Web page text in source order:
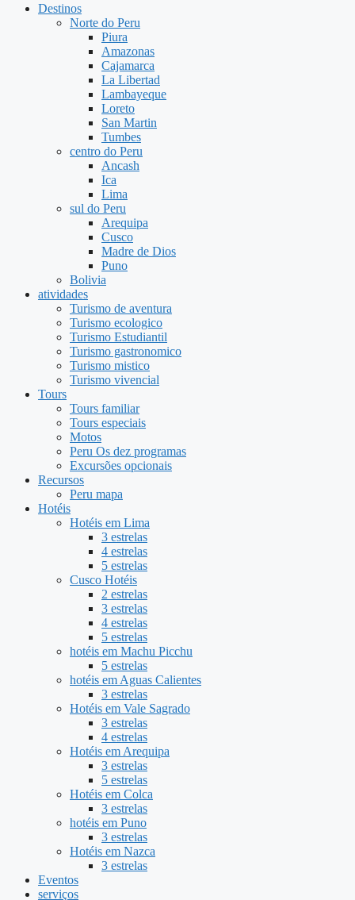
Destinos
Norte do Peru
Piura
Amazonas
Cajamarca
La Libertad
Lambayeque
Loreto
San Martin
Tumbes
centro do Peru
Ancash
Ica
Lima
sul do Peru
Arequipa
Cusco
Madre de Dios
Puno
Bolivia
atividades
Turismo de aventura
Turismo ecologico
Turismo Estudiantil
Turismo gastronomico
Turismo mistico
Turismo vivencial
Tours
Tours familiar
Tours especiais
Motos
Peru Os dez programas
Excursões opcionais
Recursos
Peru mapa
Hotéis
Hotéis em Lima
3 estrelas
4 estrelas
5 estrelas
Cusco Hotéis
2 estrelas
3 estrelas
4 estrelas
5 estrelas
hotéis em Machu Picchu
5 estrelas
hotéis em Aguas Calientes
3 estrelas
Hotéis em Vale Sagrado
3 estrelas
4 estrelas
Hotéis em Arequipa
3 estrelas
5 estrelas
Hotéis em Colca
3 estrelas
hotéis em Puno
3 estrelas
Hotéis em Nazca
3 estrelas
Eventos
serviços